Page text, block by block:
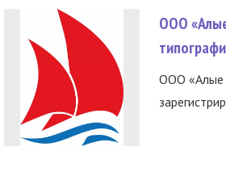
ООО
ООО «Алые